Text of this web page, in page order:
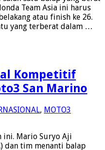
Team Asia ini harus
atau finish ke 26.
yang terberat dalam …
Kompetitif
San Marino
, MOTO3
ini. Mario Suryo Aji
dan tim menanti balap